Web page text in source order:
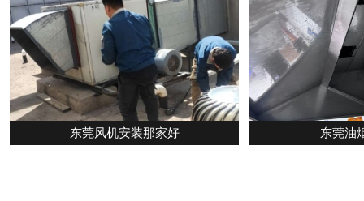
东莞风机安装那家好 东莞油